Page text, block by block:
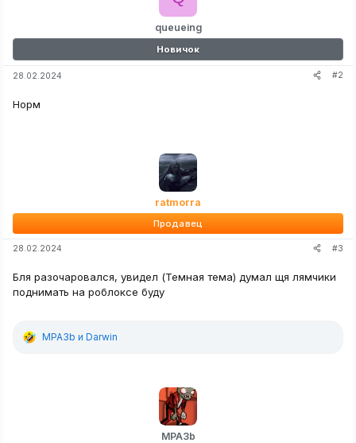
queueing
Новичок
28.02.2024 #2
Норм
ratmorra
Продавец
28.02.2024 #3
Бля разочаровался, увидел (Темная тема) думал щя лямчики
поднимать на роблоксе буду
Р
MPA3b и Darwin
MPA3b